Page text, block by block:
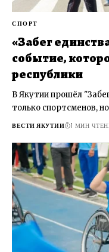
СПОРТ
«Забег
событие,
республики
В Якутии прошёл
только спортсменов,
ВЕСТИ ЯКУТИИ 1 МИН